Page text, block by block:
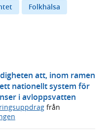
Folkhälsa
att, inom ramen
nationellt system för
i avloppsvatten
från